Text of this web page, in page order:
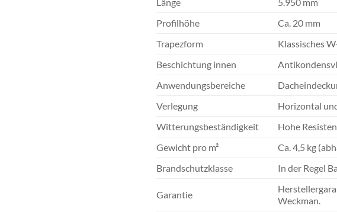
Profilhöhe
Ca. 20 mm
Trapezform
Klassisches
Beschichtung innen
Anwendungsbereiche
Verlegung
Horizontal
Witterungsbeständigkeit
Hohe
Gewicht pro m²
Ca. 4,5 kg
Brandschutzklasse
In der Regel
Garantie
Weckman.